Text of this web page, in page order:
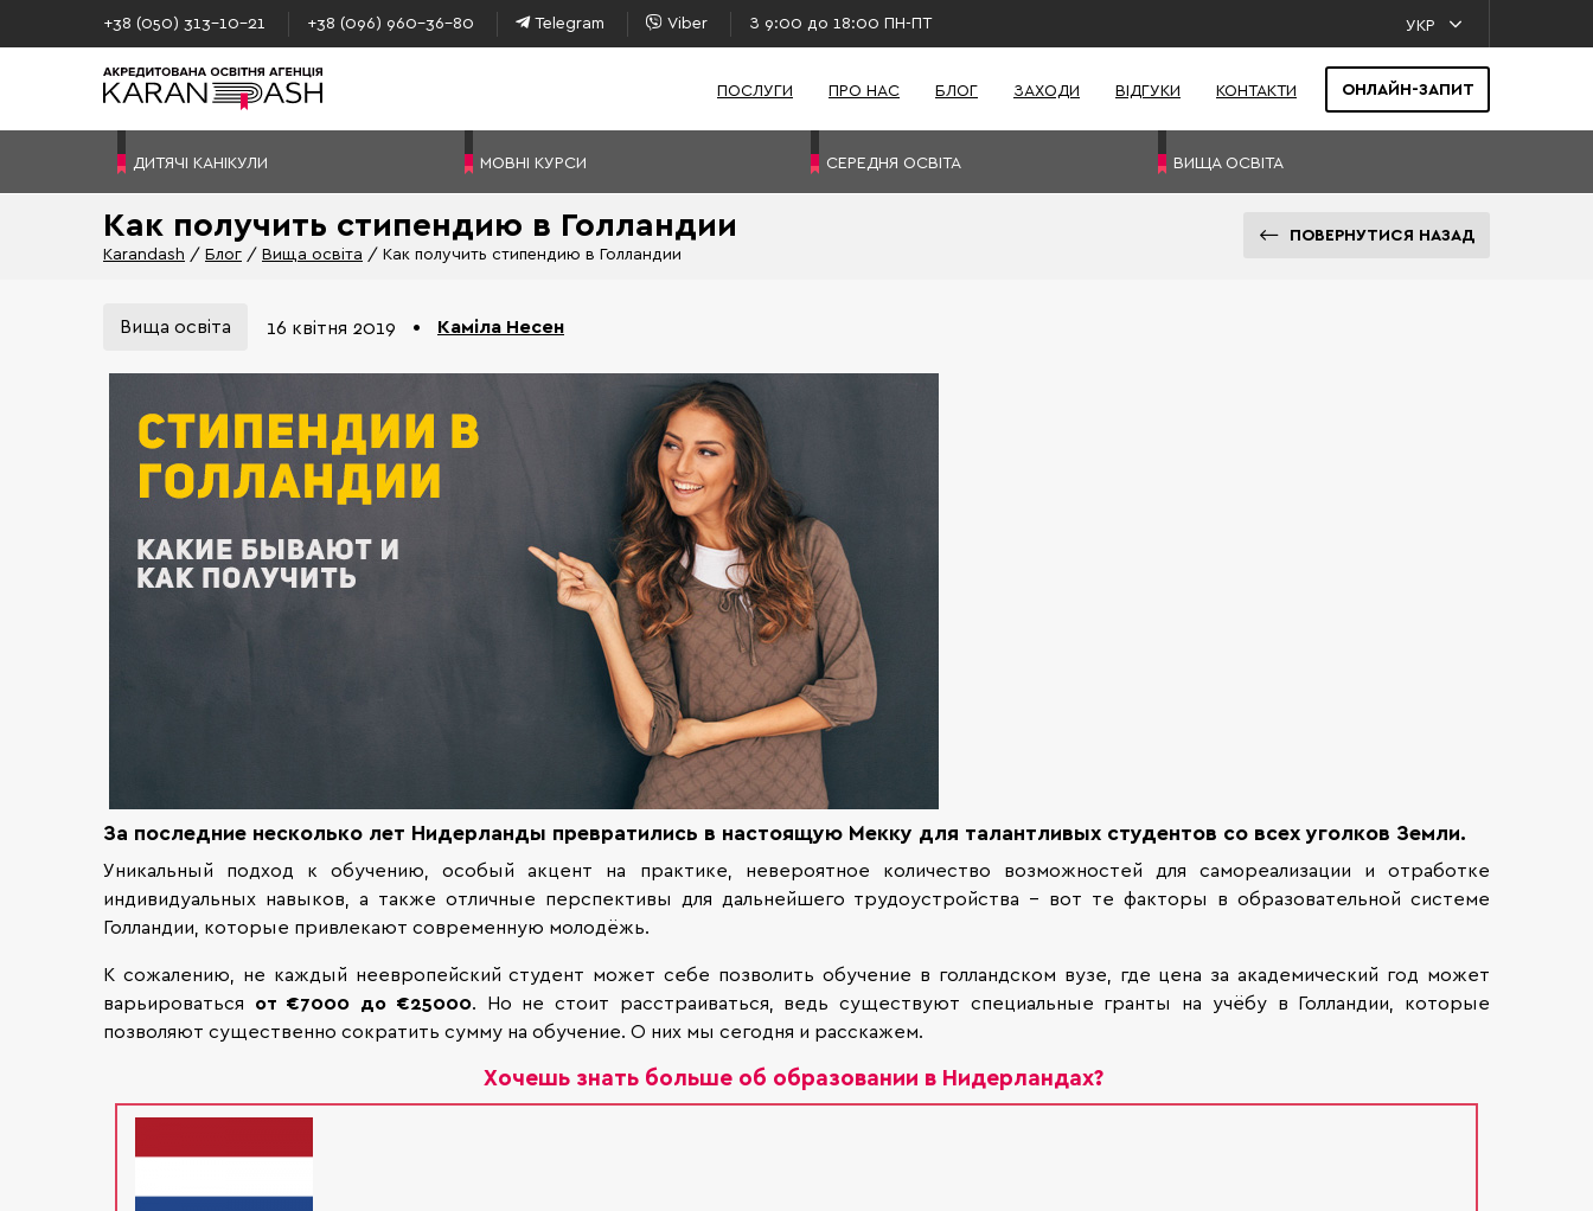
+38 (050) 313–10-21 +38 (096) 960–36-80 Telegram Viber З 9:00 до 18:00 ПН-ПТ УКР
ПОСЛУГИ ПРО НАС БЛОГ ЗАХОДИ ВІДГУКИ КОНТАКТИ ОНЛАЙН-ЗАПИТ
ДИТЯЧІ КАНІКУЛИ МОВНІ КУРСИ СЕРЕДНЯ ОСВІТА ВИЩА ОСВІТА
Как получить стипендию в Голландии
Karandash Блог Вища освіта Как получить стипендию в Голландии
ПОВЕРНУТИСЯ НАЗАД
Вища освіта 16 квітня 2019 • Каміла Несен
За последние несколько лет Нидерланды превратились в настоящую Мекку для талантливых студентов со всех уголков Земли.
Уникальный подход к обучению, особый акцент на практике, невероятное количество возможностей для самореализации и отработке
индивидуальных навыков, а также отличные перспективы для дальнейшего трудоустройства – вот те факторы в образовательной системе
Голландии, которые привлекают современную молодёжь.
К сожалению, не каждый неевропейский студент может себе позволить обучение в голландском вузе, где цена за академический год может
варьироваться от €7000 до €25000. Но не стоит расстраиваться, ведь существуют специальные гранты на учёбу в Голландии, которые
позволяют существенно сократить сумму на обучение. О них мы сегодня и расскажем.
Хочешь знать больше об образовании в Нидерландах?